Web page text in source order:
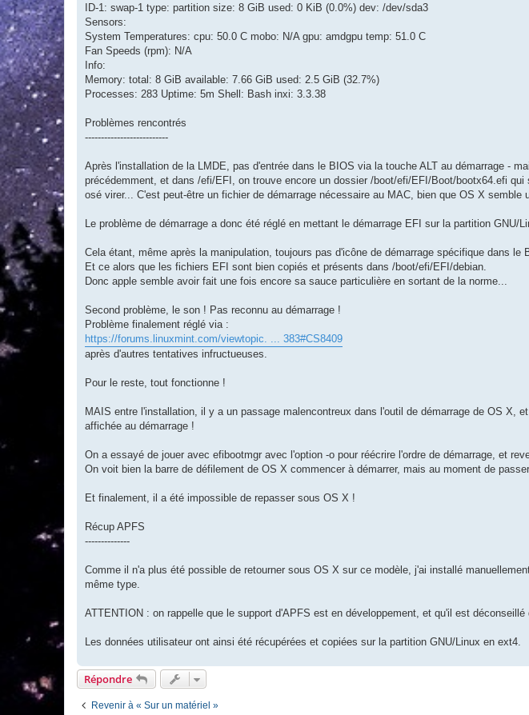
ID-1: swap-1 type: partition size: 8 GiB used: 0 KiB (0.0%) dev: /dev/sda3
Sensors:
System Temperatures: cpu: 50.0 C mobo: N/A gpu: amdgpu temp: 51.0 C
Fan Speeds (rpm): N/A
Info:
Memory: total: 8 GiB available: 7.66 GiB used: 2.5 GiB (32.7%)
Processes: 283 Uptime: 5m Shell: Bash inxi: 3.3.38
Problèmes rencontrés
--------------------------
Après l'installation de la LMDE, pas d'entrée dans le BIOS via la touche ALT au démarrage -
précédemment, et dans /efi/EFI, on trouve encore un dossier /boot/efi/EFI/Boot/bootx64.efi
osé virer... C'est peut-être un fichier de démarrage nécessaire au MAC, bien que OS X semble
Le problème de démarrage a donc été réglé en mettant le démarrage EFI sur la partition GNU/
Cela étant, même après la manipulation, toujours pas d'icône de démarrage spécifique dans le
Et ce alors que les fichiers EFI sont bien copiés et présents dans /boot/efi/EFI/debian.
Donc apple semble avoir fait une fois encore sa sauce particulière en sortant de la norme...
Second problème, le son ! Pas reconnu au démarrage !
Problème finalement réglé via :
https://forums.linuxmint.com/viewtopic. ... 383#CS8409
après d'autres tentatives infructueuses.
Pour le reste, tout fonctionne !
MAIS entre l'installation, il y a un passage malencontreux dans l'outil de démarrage de OS X,
affichée au démarrage !
On a essayé de jouer avec efibootmgr avec l'option -o pour réécrire l'ordre de démarrage, et
On voit bien la barre de défilement de OS X commencer à démarrer, mais au moment de
Et finalement, il a été impossible de repasser sous OS X !
Récup APFS
--------------
Comme il n'a plus été possible de retourner sous OS X sur ce modèle, j'ai installé
même type.
ATTENTION : on rappelle que le support d'APFS est en développement, et qu'il est
Les données utilisateur ont ainsi été récupérées et copiées sur la partition GNU/Linux en ext4.
Répondre
Revenir à « Sur un matériel »